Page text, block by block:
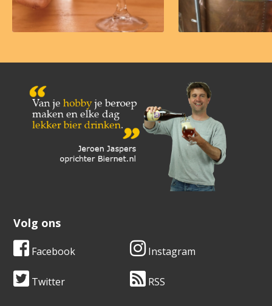
Volg ons
Facebook Instagram
Twitter RSS